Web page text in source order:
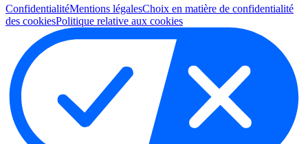
ConfidentialitéMentions légalesChoix en matière de confidentialité
des cookiesPolitique relative aux cookies